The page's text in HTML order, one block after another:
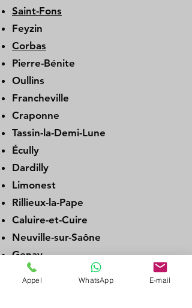
Saint-Fons
Feyzin
Corbas
Pierre-Bénite
Oullins
Francheville
Craponne
Tassin-la-Demi-Lune
Écully
Dardilly
Limonest
Rillieux-la-Pape
Caluire-et-Cuire
Neuville-sur-Saône
Genay
Albigny-sur-Saône
Appel WhatsApp E-mail